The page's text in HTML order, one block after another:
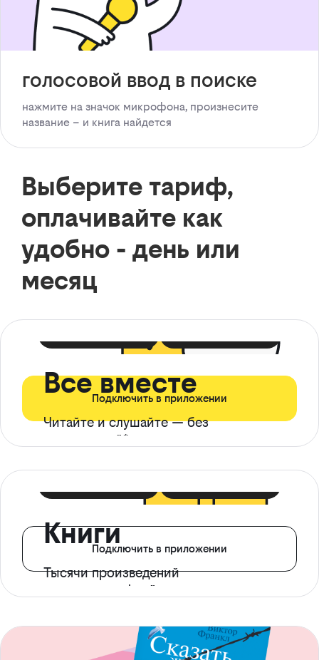
голосовой ввод в поиске
нажмите на значок микрофона, произнесите
название – и книга найдется
Выберите тариф,
оплачивайте как
удобно - день или
месяц
Все вместе
Читайте и слушайте — без
ограничений*
Подключить в приложении
Книги
Тысячи произведений
с доступом офлайн
Подключить в приложении